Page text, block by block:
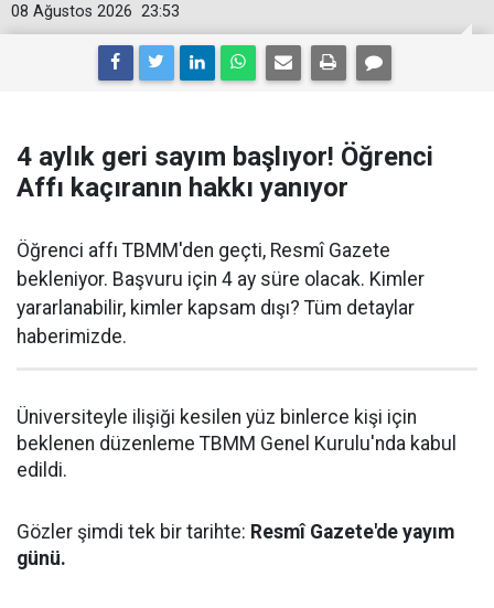
23:53
08 Ağustos 2026
4 aylık geri sayım başlıyor! Öğrenci
Affı kaçıranın hakkı yanıyor
Öğrenci affı TBMM'den geçti, Resmî Gazete
bekleniyor. Başvuru için 4 ay süre olacak. Kimler
yararlanabilir, kimler kapsam dışı? Tüm detaylar
haberimizde.
Üniversiteyle ilişiği kesilen yüz binlerce kişi için
beklenen düzenleme TBMM Genel Kurulu'nda kabul
edildi.
Gözler şimdi tek bir tarihte: Resmî Gazete'de yayım
günü.